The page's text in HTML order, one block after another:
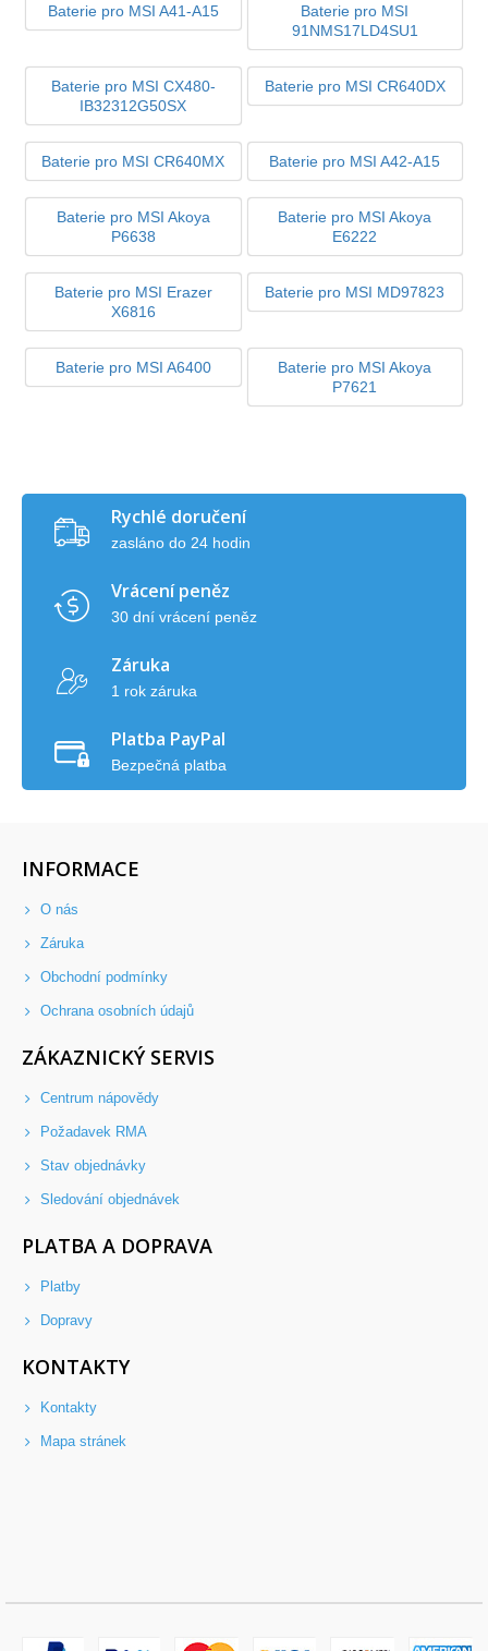
Baterie pro MSI A41-A15
Baterie pro MSI
91NMS17LD4SU1
Baterie pro MSI CX480-
IB32312G50SX
Baterie pro MSI CR640DX
Baterie pro MSI CR640MX Baterie pro MSI A42-A15
Baterie pro MSI Akoya
P6638
Baterie pro MSI Akoya
E6222
Baterie pro MSI Erazer
X6816
Baterie pro MSI MD97823
Baterie pro MSI A6400
Baterie pro MSI Akoya
P7621
Rychlé doručení
zasláno do 24 hodin
Vrácení peněz
30 dní vrácení peněz
Záruka
1 rok záruka
Platba PayPal
Bezpečná platba
INFORMACE
O nás
Záruka
Obchodní podmínky
Ochrana osobních údajů
ZÁKAZNICKÝ SERVIS
Centrum nápovědy
Požadavek RMA
Stav objednávky
Sledování objednávek
PLATBA A DOPRAVA
Platby
Dopravy
KONTAKTY
Kontakty
Mapa stránek